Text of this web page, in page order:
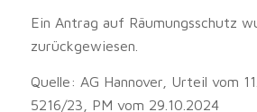
Ein Antrag auf Räumungsschutz
zurückgewiesen.
Quelle: AG Hannover, Urteil vom
5216/23, PM vom 29.10.2024